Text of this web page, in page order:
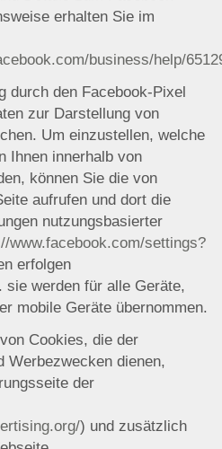
erhalten Sie im
business/help/
durch den Facebook-Pixel
zur Darstellung von
Um einzustellen, welche
Ihnen innerhalb von
können Sie die von
aufrufen und dort die
nutzungsbasierter
www.facebook.com/settings?
erfolgen
sie werden für alle Geräte,
mobile Geräte übernommen.
Cookies, die der
Werbezwecken dienen,
der
) und zusätzlich